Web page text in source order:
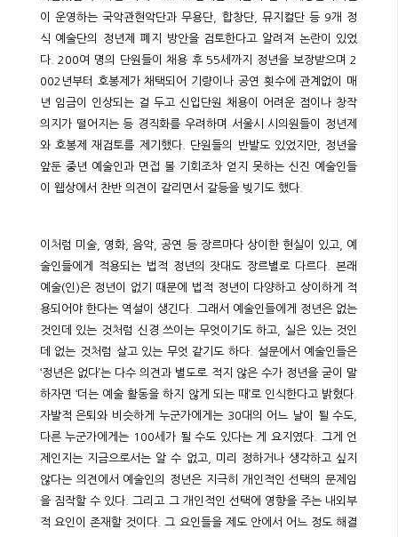
이 운영하는 국악관현악단과 무용단, 합창단, 뮤지컬단 등 9개 정
식 예술단의 정년제 폐지 방안을 검토한다고 알려져 논란이 있었
다. 200여 명의 단원들이 채용 후 55세까지 정년을 보장받으며 2
002년부터 호봉제가 채택되어 기량이나 공연 횟수에 관계없이 매
년 임금이 인상되는 걸 두고 신입단원 채용이 어려운 점이나 창작
의지가 떨어지는 등 경직화를 우려하며 서울시 시의원들이 정년제
와 호봉제 재검토를 제기했다. 단원들의 반발도 있었지만, 정년을
앞둔 중년 예술인과 면접 볼 기회조차 얻지 못하는 신진 예술인들
이 웹상에서 찬반 의견이 갈리면서 갈등을 빚기도 했다.
이처럼 미술, 영화, 음악, 공연 등 장르마다 상이한 현실이 있고, 예
술인들에게 적용되는 법적 정년의 잣대도 장르별로 다르다. 본래
예술(인)은 정년이 없기 때문에 법적 정년이 다양하고 상이하게 적
용되어야 한다는 역설이 생긴다. 그래서 예술인들에게 정년은 없는
것인데 있는 것처럼 신경 쓰이는 무엇이기도 하고, 실은 있는 것인
데 없는 것처럼 살고 있는 무엇 같기도 하다. 설문에서 예술인들은
‘정년은 없다’는 다수 의견과 별도로 적지 않은 수가 정년을 굳이 말
하자면 ‘더는 예술 활동을 하지 않게 되는 때’로 인식한다고 밝혔다.
자발적 은퇴와 비슷하게 누군가에게는 30대의 어느 날이 될 수도,
다른 누군가에게는 100세가 될 수도 있다는 게 요지였다. 그게 언
제인지는 지금으로서는 알 수 없고, 미리 정하거나 생각하고 싶지
않다는 의견에서 예술인의 정년은 지극히 개인적인 선택의 문제임
을 짐작할 수 있다. 그리고 그 개인적인 선택에 영향을 주는 내외부
적 요인이 존재할 것이다. 그 요인들을 제도 안에서 어느 정도 해결